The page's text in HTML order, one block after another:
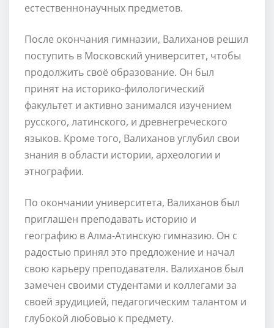
естественнонаучных предметов.
После окончания гимназии, Валиханов решил
поступить в Московский университет, чтобы
продолжить своё образование. Он был
принят на историко-филологический
факультет и активно занимался изучением
русского, латинского, и древнегреческого
языков. Кроме того, Валиханов углубил свои
знания в области истории, археологии и
этнографии.
По окончании университета, Валиханов был
приглашен преподавать историю и
географию в Алма-Атинскую гимназию. Он с
радостью принял это предложение и начал
свою карьеру преподавателя. Валиханов был
замечен своими студентами и коллегами за
своей эрудицией, педагогическим талантом и
глубокой любовью к предмету.